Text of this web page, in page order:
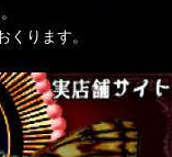
ります。